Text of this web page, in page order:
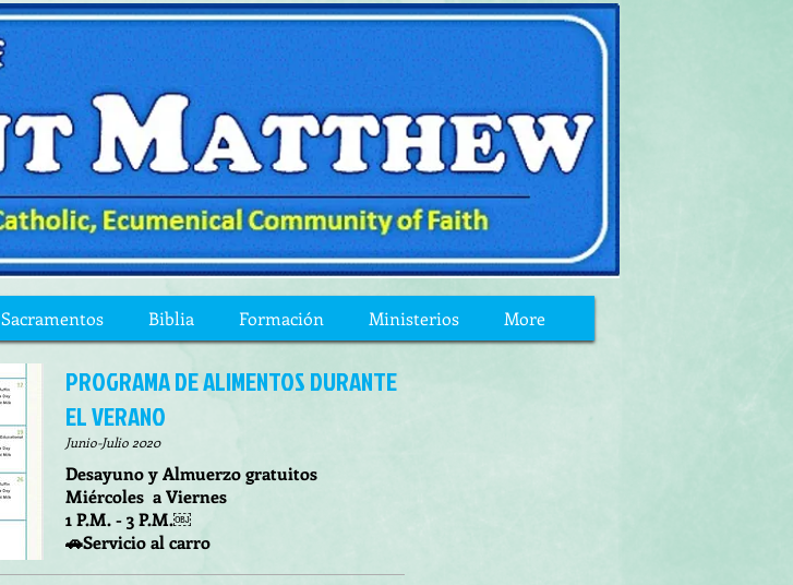
Sacramentos Biblia Formación Ministerios More
PROGRAMA DE ALIMENTOS DURANTE
EL VERANO
Junio-Julio 2020
Desayuno y Almuerzo gratuitos
Miércoles a Viernes
1 P.M. - 3 P.M.￼
🚗Servicio al carro